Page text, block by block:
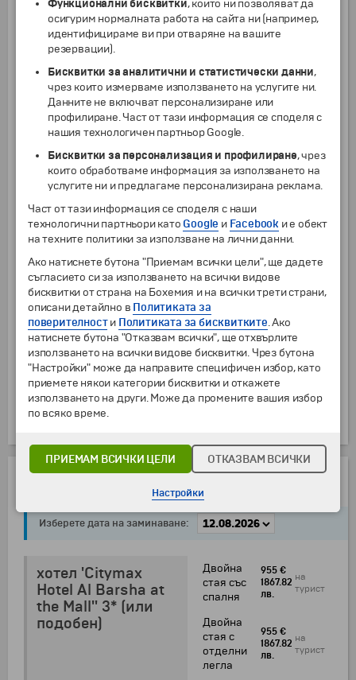
на яхта, ще имате възможност да се насладите
на величието на нощен Дубай. Ще преминете
през уникалния канал, оформящ Марината в
Дубай и квартала "Jumeirah Beach Residence",
остров "Blue waters", преминавайки
покрай най-голямото виенско колело в света.
Единствено на борда на този круиз ще може да
видите още една от емблемите на Дубай - хотел
''Атлантис'', намиращ се на върха на Палмата.
Нощувка.
ЕКСКУРЗИИТЕ ПО ДНИ МОЖЕ ДА Е РАЗЛИЧНА
ОТ ПОСОЧЕНАТА В ПРОГРАМАТА! ФИНАЛНАТО
РАЗПРЕДЕЛЕНИЕ С ДНИТЕ И ДАТИТЕ, НА
КОИТО ЩЕ СЕ ПРОВЕДЕ ВСЯКА ЕДНА ОТ
ИЗБРОЕНИТЕ УСЛУГИ, ЩЕ ПОЛУЧИТЕ
НА МЯСТО В ДУБАЙ!
5 Дубай–София
Закуска.Трансфер до летището в Дубай.
Отпътуване за България с директен полет на
авиокомпания ''Fly Dubai''. Кацане на летище
София. (Авиокомпанията си запазва правото да
прави промени в полетното разписание!)
НАСТАНЯВАНЕ
Изберете дата на заминаване:
хотел 'Citymax
Hotel Al Barsha at
the Mall'' 3* (или
подобен)
Двойна
стая със
спалня
955 €
1867.82
лв.
на
турист
Двойна
стая с
отделни
легла
955 €
1867.82
лв.
на
турист
Функционални бисквитки, които ни позволяват да
осигурим нормалната работа на сайта ни (например,
идентифицираме ви при отваряне на вашите
резервации).
Бисквитки за аналитични и статистически данни,
чрез които измерваме използването на услугите ни.
Данните не включват персонализиране или
профилиране. Част от тази информация се споделя с
нашия технологичен партньор Google.
Бисквитки за персонализация и профилиране, чрез
които обработваме информация за използването на
услугите ни и предлагаме персонализирана реклама.
Част от тази информация се споделя с наши
технологични партньори като Google и Facebook и е обект
на техните политики за използване на лични данни.
Ако натиснете бутона "Приемам всички цели", ще дадете
съгласието си за използването на всички видове
бисквитки от страна на Бохемия и на всички трети страни,
описани детайлно в Политиката за
поверителности Политиката за бисквитките. Ако
натиснете бутона "Отказвам всички", ще отхвърлите
използването на всички видове бисквитки. Чрез бутона
"Настройки" може да направите специфичен избор, като
приемете някои категории бисквитки и откажете
използването на други. Може да промените вашия избор
по всяко време.
ПРИЕМАМ ВСИЧКИ ЦЕЛИ ОТКАЗВАМ ВСИЧКИ
Настройки